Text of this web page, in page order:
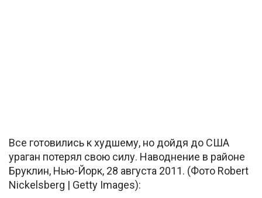
Все готовились к худшему, но дойдя до США
ураган потерял свою силу. Наводнение в районе
Бруклин, Нью-Йорк, 28 августа 2011. (Фото Robert
Nickelsberg | Getty Images):